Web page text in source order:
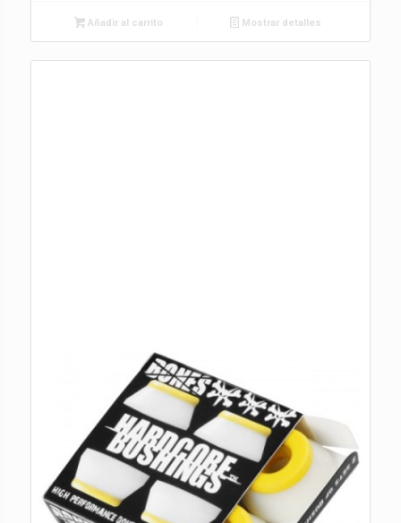
Añadir al carrito Mostrar detalles